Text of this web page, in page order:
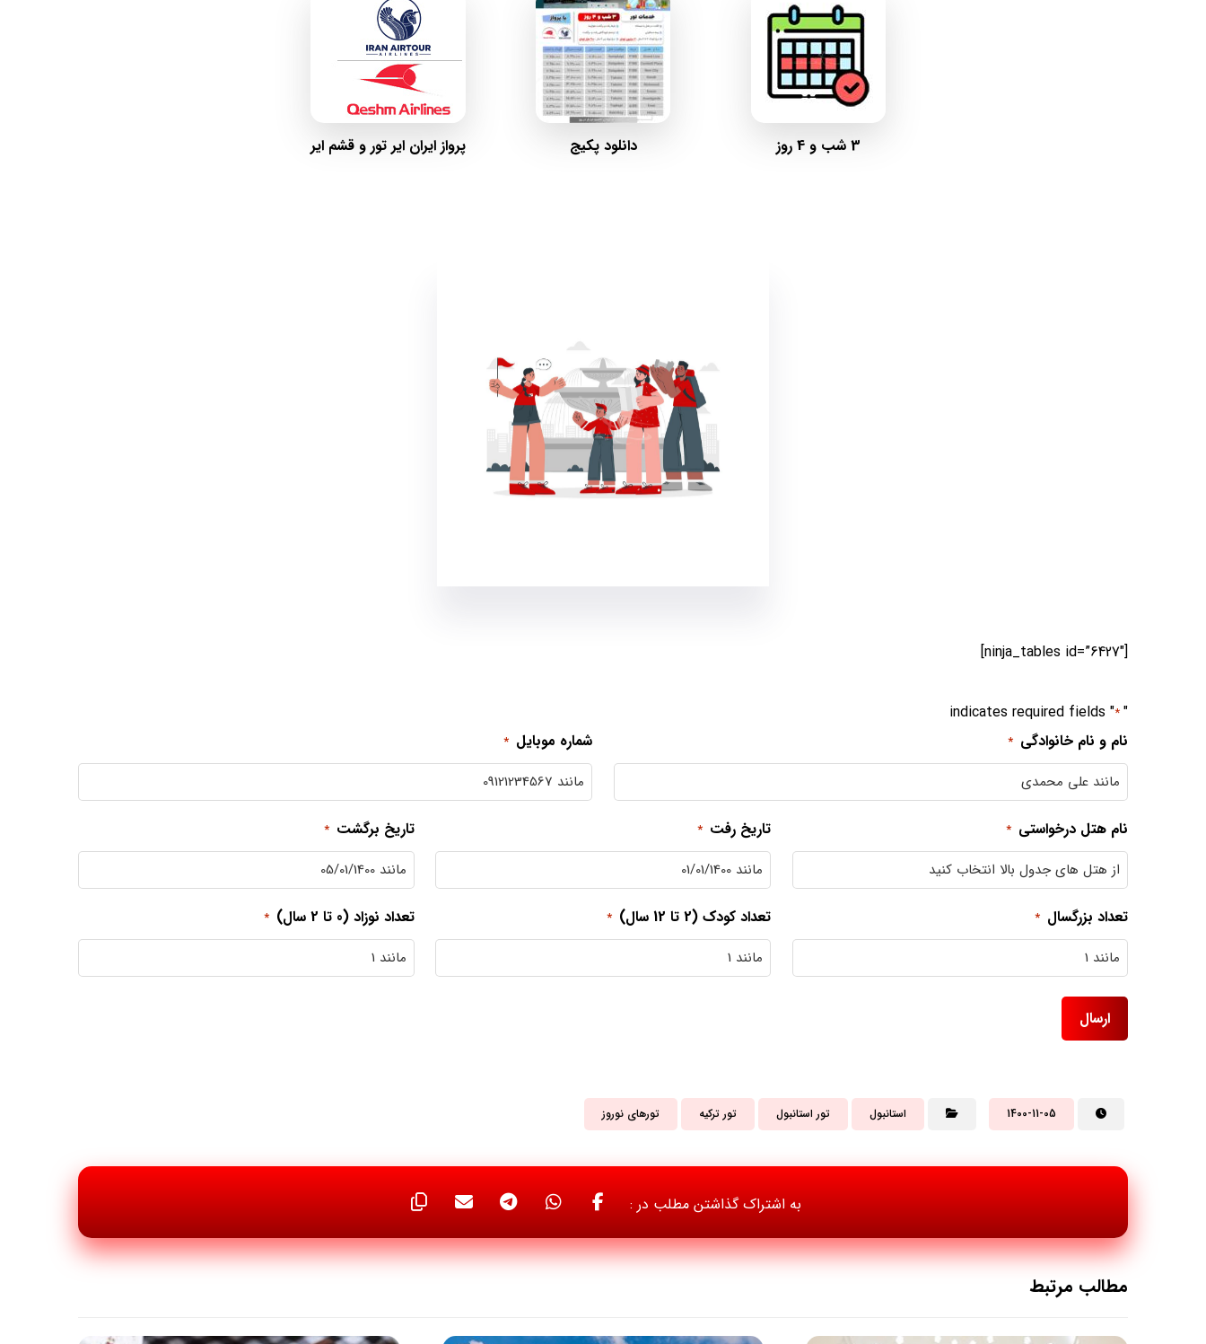
3 شب و 4 روز دانلود پکیج پرواز ایران ایر تور و قشم ایر
خدمات تور
اقامت در هتل با صبحانه
بلیط رفت و برگشت هواپیما
بیمه مسافرتی
ترنسفر فرودگاهی رفت و برگشت
نرخ کودک 2 تا 5 سال : 7 میلوان تومان
نرخ نوزاد زیر 2 سال : 900 هزار تومان
[ninja_tables id=”6427″]
"
*
" indicates required fields
نام و نام خانوادگی * شماره موبایل *
نام هتل درخواستی * تاریخ رفت * تاریخ برگشت *
تعداد بزرگسال * تعداد کودک (2 تا 12 سال) * تعداد نوزاد (0 تا 2 سال) *
1400-11-05 استانبول تور استانبول تور ترکیه تورهای نوروز
مطالب مرتبط